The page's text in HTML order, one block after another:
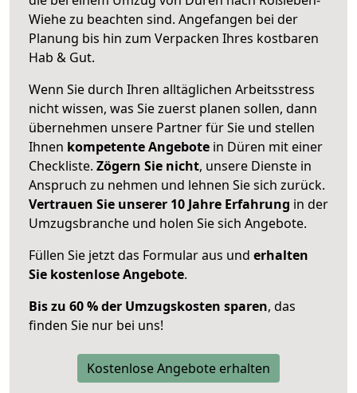
Wiehe zu beachten sind. Angefangen bei der
Planung bis hin zum Verpacken Ihres kostbaren
Hab & Gut.
Wenn Sie durch Ihren alltäglichen Arbeitsstress
nicht wissen, was Sie zuerst planen sollen, dann
übernehmen unsere Partner für Sie und stellen
Ihnen kompetente Angebote in Düren mit einer
Checkliste. Zögern Sie nicht, unsere Dienste in
Anspruch zu nehmen und lehnen Sie sich zurück.
Vertrauen Sie unserer 10 Jahre Erfahrung in der
Umzugsbranche und holen Sie sich Angebote.
Füllen Sie jetzt das Formular aus und erhalten
Sie kostenlose Angebote.
Bis zu 60 % der Umzugskosten sparen, das
finden Sie nur bei uns!
Kostenlose Angebote erhalten